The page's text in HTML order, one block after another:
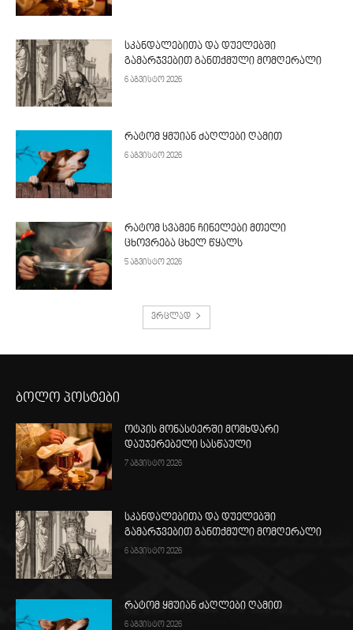
სკანდალებითა და დუელებში
გამარჯვებით განთქმული მომღერალი
6 აგვისტო 2026
რატომ ყმუიან ძაღლები ღამით
6 აგვისტო 2026
რატომ სვამენ ჩინელები მთელი
ცხოვრება ცხელ წყალს
5 აგვისტო 2026
ვრცლად
ბოლო პოსტები
ოტპის მონასტერში მომხდარი
დაუჯერებელი სასწაული
7 აგვისტო 2026
სკანდალებითა და დუელებში
გამარჯვებით განთქმული მომღერალი
6 აგვისტო 2026
რატომ ყმუიან ძაღლები ღამით
6 აგვისტო 2026